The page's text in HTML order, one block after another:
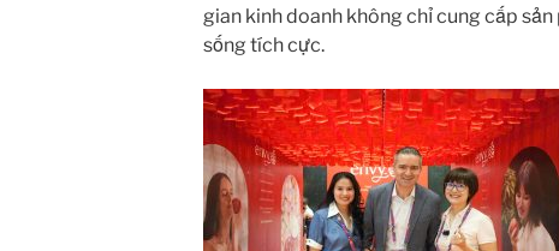
gian kinh doanh không chỉ cung cấp
sống tích cực.